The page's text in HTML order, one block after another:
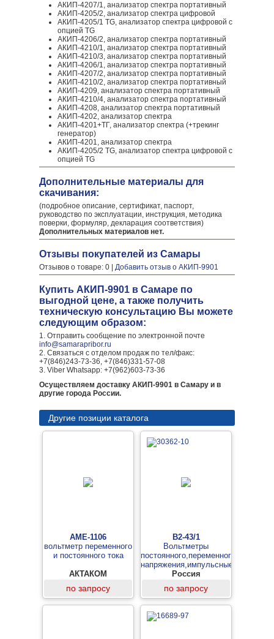
АКИП-4207/1, анализатор спектра портативный
АКИП-4205/2, анализатор спектра цифровой
АКИП-4205/1 TG, анализатор спектра цифровой с
опцией TG
АКИП-4206/2, анализатор спектра портативный
АКИП-4210/1, анализатор спектра портативный
АКИП-4210/3, анализатор спектра портативный
АКИП-4206/1, анализатор спектра портативный
АКИП-4207/2, анализатор спектра портативный
АКИП-4210/2, анализатор спектра портативный
АКИП-4209, анализатор спектра портативный
АКИП-4210/4, анализатор спектра портативный
АКИП-4208, анализатор спектра портативный
АКИП-4202, анализатор спектра
АКИП-4201+ТГ, анализатор спектра (+трекинг
генератор)
АКИП-4201, анализатор спектра
АКИП-4205/2 TG, анализатор спектра цифровой с
опцией TG
Дополнительные материалы для
скачивания:
(подробное описание, сертификат, паспорт,
руководство по эксплуатации, инструкция, методика
поверки, формуляр, декларация соответствия)
Дополнительных материалов нет.
Отзывы покупателей из Самары
Отзывов о товаре: 0 | Добавить отзыв о АКИП-9901
Купить АКИП-9901 в Самаре по
выгодной цене, а также получить
техническую консультацию Вы можете
следующим образом:
1. Отправить сообщение по электронной почте
info@samarapribor.ru
2. Связаться с отделом продаж по тел/факс:
+7(846)243-73-36, +7(846)331-57-08
3. Viber Whatsapp: +7(962)603-73-36
Осуществляем доставку АКИП-9901 в Самару и в
другие города России.
Другие позиции каталога
АМЕ-1106
вольтметр переменного
и постоянного тока
АКТАКОМ
по запросу
В2-43/1
Вольтметры
постоянного,переменного
напряжения,импульсные
Россия
по запросу